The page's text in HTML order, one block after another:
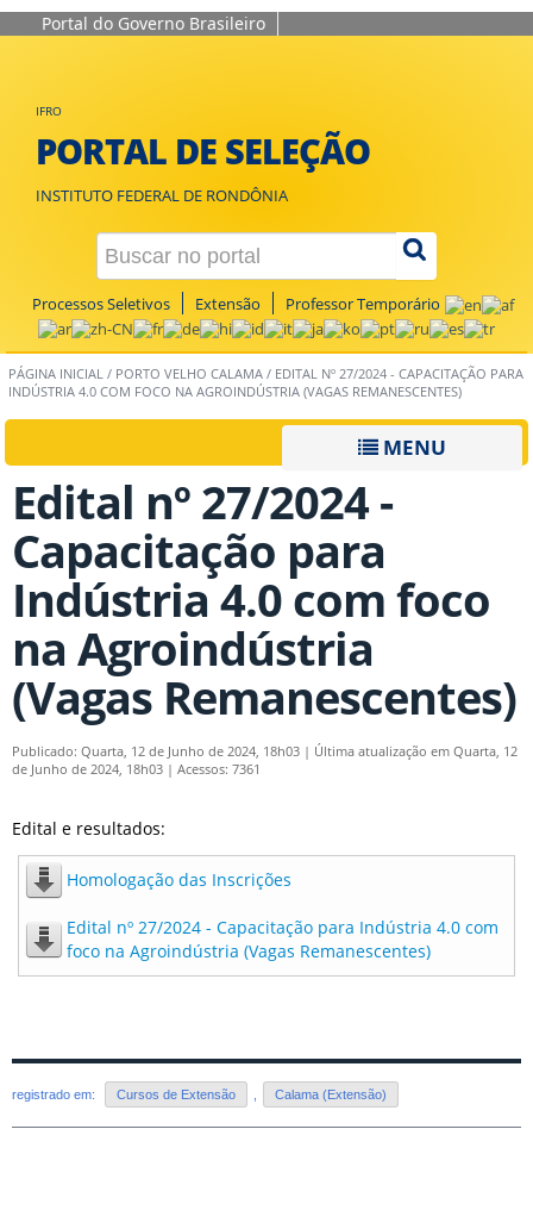
Portal do Governo Brasileiro
IFRO
PORTAL DE SELEÇÃO
INSTITUTO FEDERAL DE RONDÔNIA
Processos Seletivos Extensão Professor Temporário
PÁGINA INICIAL / PORTO VELHO CALAMA / EDITAL Nº 27/2024 - CAPACITAÇÃO PARA
INDÚSTRIA 4.0 COM FOCO NA AGROINDÚSTRIA (VAGAS REMANESCENTES)
MENU
Edital nº 27/2024 -
Capacitação para
Indústria 4.0 com foco
na Agroindústria
(Vagas Remanescentes)
Publicado: Quarta, 12 de Junho de 2024, 18h03 | Última atualização em Quarta, 12
de Junho de 2024, 18h03 | Acessos: 7361
Edital e resultados:
Homologação das Inscrições
Edital nº 27/2024 - Capacitação para Indústria 4.0 com
foco na Agroindústria (Vagas Remanescentes)
registrado em: Cursos de Extensão , Calama (Extensão)